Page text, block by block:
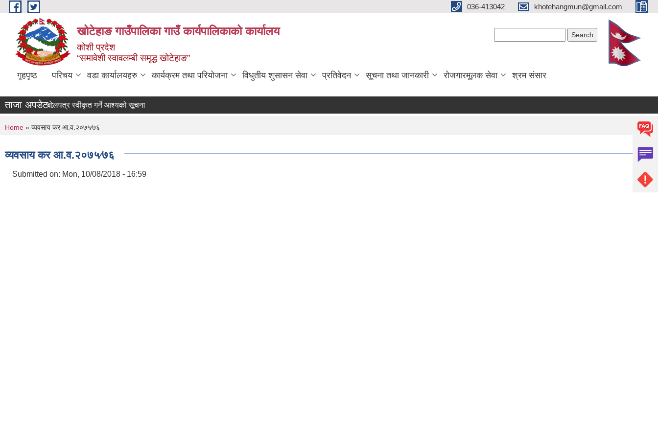
Skip to main content 036-413042 khotehangmun@gmail.com
खोटेहाङ गाउँपालिका गाउँ कार्यपालिकाको कार्यालय
कोशी प्रदेश
“समावेशी स्वावलम्बी समृद्ध खोटेहाङ”
गृहपृष्ठ परिचय वडा कार्यालयहरु कार्यक्रम तथा परियोजना विधुतीय शुसासन सेवा प्रतिवेदन सूचना तथा जानकारी रोजगारमूलक सेवा श्रम संसार
ताजा अपडेट :बोलपत्र स्वीकृत गर्ने आश्यको सूचना
You are here
Home » व्यवसाय कर आ.व.२०७५∕७६
व्यवसाय कर आ.व.२०७५∕७६
Submitted on: Mon, 10/08/2018 - 16:59